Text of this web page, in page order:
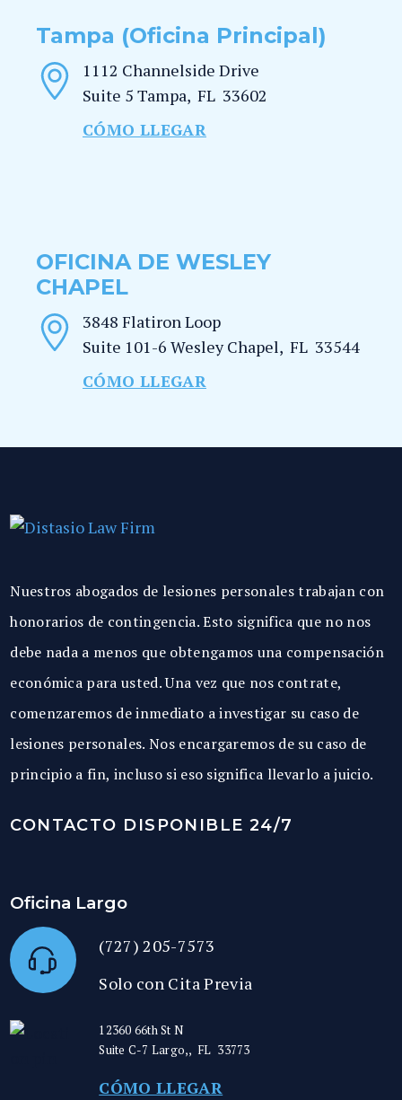
Tampa (Oficina Principal)
1112 Channelside Drive
Suite 5 Tampa, FL 33602
CÓMO LLEGAR
OFICINA DE WESLEY
CHAPEL
3848 Flatiron Loop
Suite 101-6 Wesley Chapel, FL 33544
CÓMO LLEGAR
Nuestros abogados de lesiones personales trabajan con
honorarios de contingencia. Esto significa que no nos
debe nada a menos que obtengamos una compensación
económica para usted. Una vez que nos contrate,
comenzaremos de inmediato a investigar su caso de
lesiones personales. Nos encargaremos de su caso de
principio a fin, incluso si eso significa llevarlo a juicio.
CONTACTO DISPONIBLE 24/7
Oficina Largo
(727) 205-7573
Solo con Cita Previa
12360 66th St N
Suite C-7 Largo,, FL 33773
CÓMO LLEGAR